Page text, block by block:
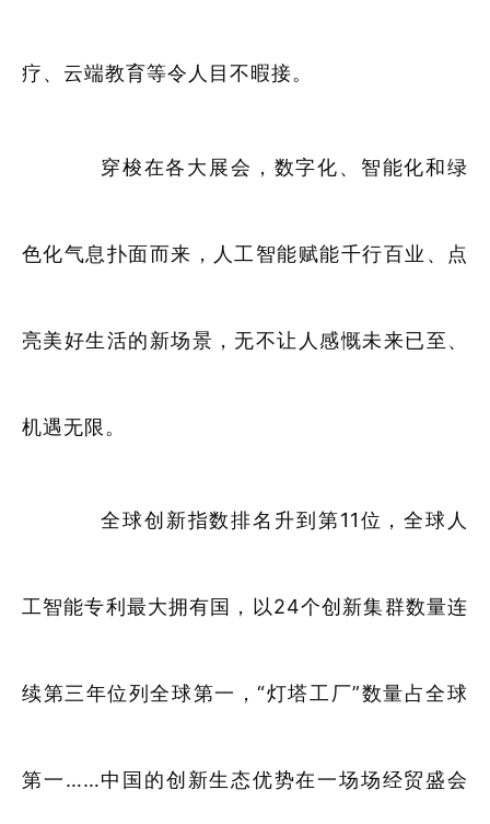
疗、云端教育等令人目不暇接。
穿梭在各大展会，数字化、智能化和绿
色化气息扑面而来，人工智能赋能千行百业、点
亮美好生活的新场景，无不让人感慨未来已至、
机遇无限。
全球创新指数排名升到第11位，全球人
工智能专利最大拥有国，以24个创新集群数量连
续第三年位列全球第一，“灯塔工厂”数量占全球
第一……中国的创新生态优势在一场场经贸盛会